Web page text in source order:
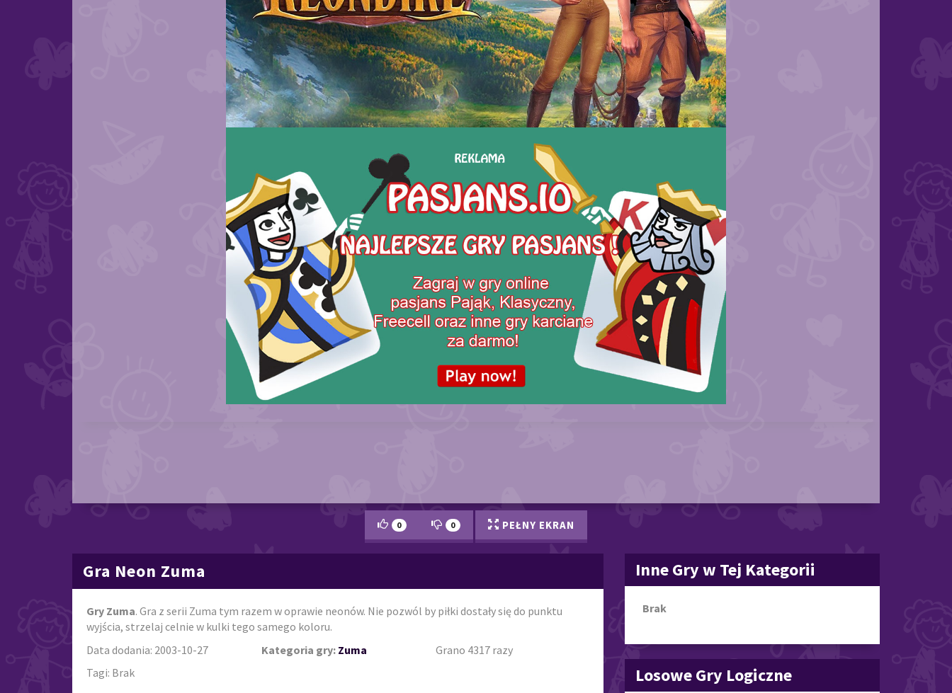
0 0 PEŁNY EKRAN
Inne Gry w Tej Kategorii
Brak
Losowe Gry Logiczne
Gra Neon Zuma
Gry Zuma. Gra z serii Zuma tym razem w oprawie neonów. Nie pozwól by piłki dostały się do punktu
wyjścia, strzelaj celnie w kulki tego samego koloru.
Data dodania: 2003-10-27
Kategoria gry: Zuma
Grano 4317 razy
Tagi: Brak